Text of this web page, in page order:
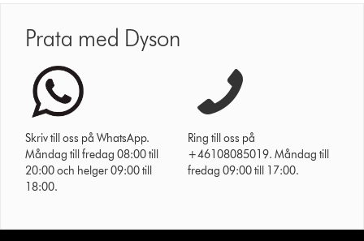
Prata med Dyson
Skriv till oss på WhatsApp.
Måndag till fredag 08:00 till
20:00 och helger 09:00 till
18:00.
Ring till oss på
+46108085019. Måndag till
fredag 09:00 till 17:00.